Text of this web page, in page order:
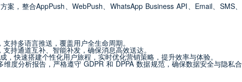
案，整合AppPush、WebPush、WhatsApp Business API、Email、SMS、
持多语言推送，覆盖用户全生命周期。
持通道互补、智能补发，确保消息高效送达。
，快速搭建个性化用户旅程，实时优化营销策略，提升效率与体验。
维度分析报告，严格遵守 GDPR 和 DPPA 数据规范，确保数据安全与隐私合